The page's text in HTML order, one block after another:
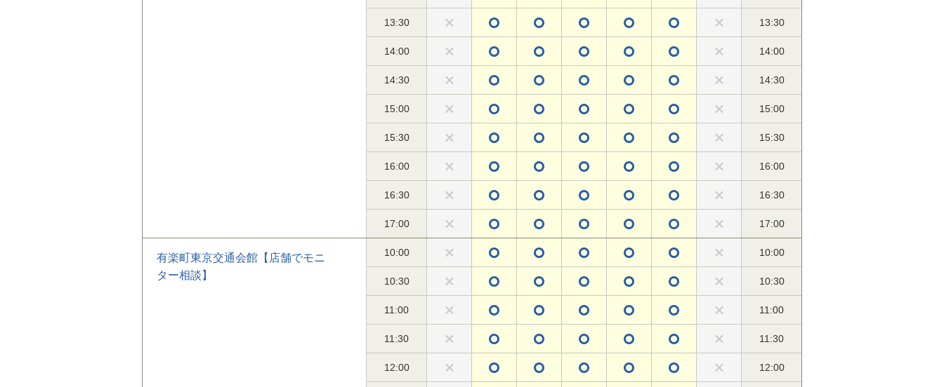
13:30 13:30
14:00 14:00
14:30 14:30
15:00 15:00
15:30 15:30
16:00 16:00
16:30 16:30
17:00 17:00
有楽町東京交通会館【店舗でモニ
ター相談】
10:00 10:00
10:30 10:30
11:00 11:00
11:30 11:30
12:00 12:00